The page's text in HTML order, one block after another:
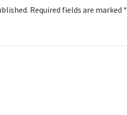
Required fields are marked *